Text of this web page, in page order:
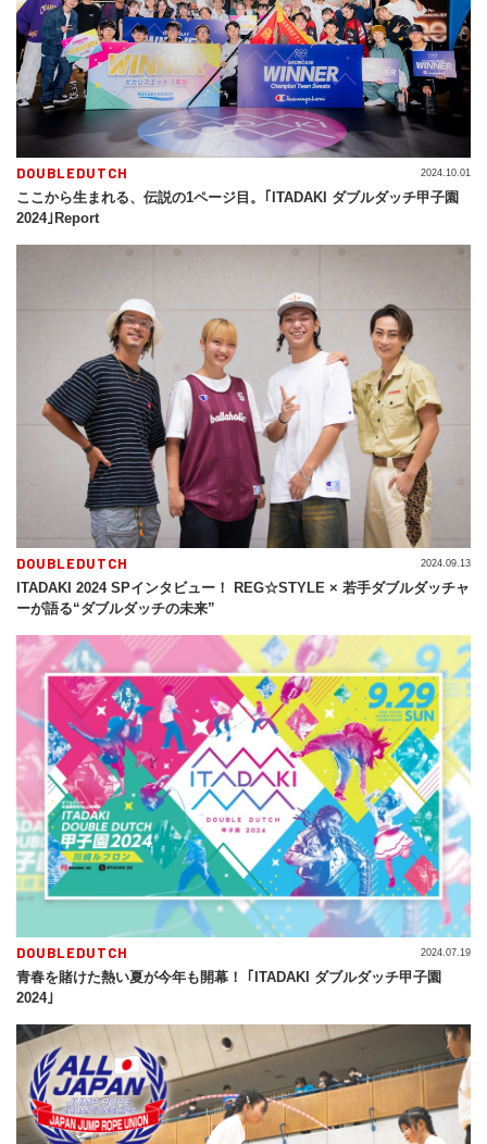
DOUBLEDUTCH
ここから生まれる、伝説の1ページ目。｢ITADAKI ダブルダッチ甲子園
2024｣Report
2024.10.01
DOUBLEDUTCH
ITADAKI 2024 SPインタビュー！ REG☆STYLE × 若手ダブルダッチャ
ーが語る“ダブルダッチの未来”
2024.09.13
DOUBLEDUTCH
青春を賭けた熱い夏が今年も開幕！ ｢ITADAKI ダブルダッチ甲子園
2024｣
2024.07.19